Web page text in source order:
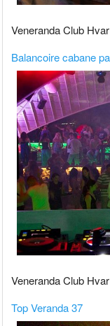
Veneranda Club
Balancoire cabane
Veneranda Club
Top Veranda 37